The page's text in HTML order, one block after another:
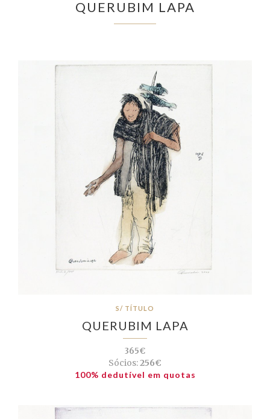
QUERUBIM LAPA
S/ TÍTULO
QUERUBIM LAPA
365€
Sócios:256€
100% dedutível em quotas